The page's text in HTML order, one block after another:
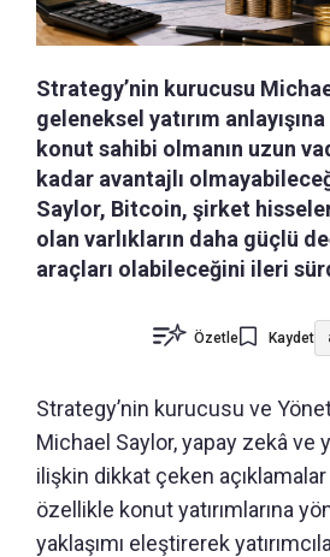
Strategy’nin kurucusu
geleneksel yatırım
konut sahibi olmanın uzun
kadar avantajlı
Saylor, Bitcoin, şirket hisseleri
olan varlıkların daha güçlü
araçları olabileceğini ileri
Özetle Kaydet
Strategy’nin kurucusu ve
Michael Saylor, yapay zekâ ve
ilişkin dikkat çeken açıklamalar
özellikle konut yatırımlarına
yaklaşımı eleştirerek